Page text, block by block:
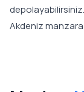
Akdeniz